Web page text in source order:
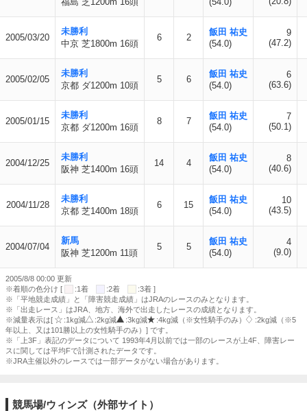
2005/03/20
未勝利
中京 芝1800m 16頭
6 2
飯田 祐史
(54.0)
9
(47.2)
2005/02/05
未勝利
京都 ダ1200m 10頭
5 6
飯田 祐史
(54.0)
6
(63.6)
2005/01/15
未勝利
京都 ダ1200m 16頭
8 7
飯田 祐史
(54.0)
7
(50.1)
2004/12/25
未勝利
阪神 芝1400m 16頭
14 4
飯田 祐史
(54.0)
8
(40.6)
2004/11/28
未勝利
京都 芝1400m 18頭
6 15
飯田 祐史
(54.0)
10
(43.5)
2004/07/04
新馬
阪神 芝1200m 11頭
5 5
飯田 祐史
(54.0)
4
(9.0)
2005/8/8 00:00 更新
※着順の色分け [
:1着 :2着
:3着 ]
※「平地競走成績」と「障害競走成績」はJRAのレースのみとなります。
※「出走レース」はJRA、地方、海外で出走したレースの成績となります。
※減量表示は[
:1kg減 :2kg減 :3kg減 :4kg減（※女性騎手のみ）
:2kg減（※5
年以上、又は101勝以上の女性騎手のみ）] です。
※「上3F」表記のデータについて 1993年4月以前では一部のレースが上4F、障害レー
スに関しては平均Fで計測されたデータです。
※JRA主催以外のレースでは一部データがない場合があります。
競馬場/ウィンズ（外部サイト）